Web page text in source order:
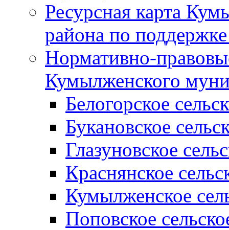
Ресурсная карта
района по
Нормативно-
Кумылженского
Белогорское
Букановское
Глазуновское
Краснянское
Кумылженское
Поповское